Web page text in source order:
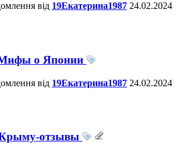
від 19Екатерина1987 24.02.2024
о Японии
від 19Екатерина1987 24.02.2024
отзывы